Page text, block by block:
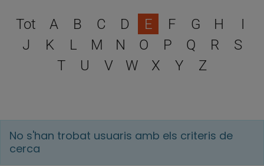
Escull una lletra per filtrar
Tot A B C D E F G H
I
J
K L M N O P Q R
S
T
U V W X Y Z
No s'han trobat usuaris amb els criteris de
cerca